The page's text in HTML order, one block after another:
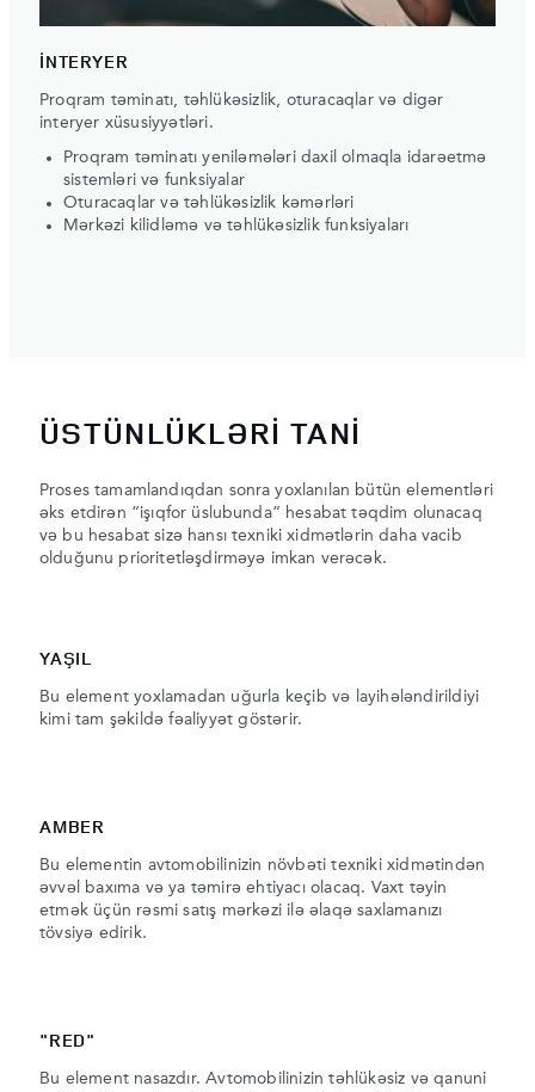
İNTERYER
Proqram təminatı, təhlükəsizlik, oturacaqlar və digər
interyer xüsusiyyətləri.
Proqram təminatı yeniləmələri daxil olmaqla idarəetmə
sistemləri və funksiyalar
Oturacaqlar və təhlükəsizlik kəmərləri
Mərkəzi kilidləmə və təhlükəsizlik funksiyaları
ÜSTÜNLÜKLƏRİ TANİ
Proses tamamlandıqdan sonra yoxlanılan bütün elementləri
əks etdirən “işıqfor üslubunda” hesabat təqdim olunacaq
və bu hesabat sizə hansı texniki xidmətlərin daha vacib
olduğunu prioritetləşdirməyə imkan verəcək.
YAŞIL
Bu element yoxlamadan uğurla keçib və layihələndirildiyi
kimi tam şəkildə fəaliyyət göstərir.
AMBER
Bu elementin avtomobilinizin növbəti texniki xidmətindən
əvvəl baxıma və ya təmirə ehtiyacı olacaq. Vaxt təyin
etmək üçün rəsmi satış mərkəzi ilə əlaqə saxlamanızı
tövsiyə edirik.
"RED"
Bu element nasazdır. Avtomobilinizin təhlükəsiz və qanuni